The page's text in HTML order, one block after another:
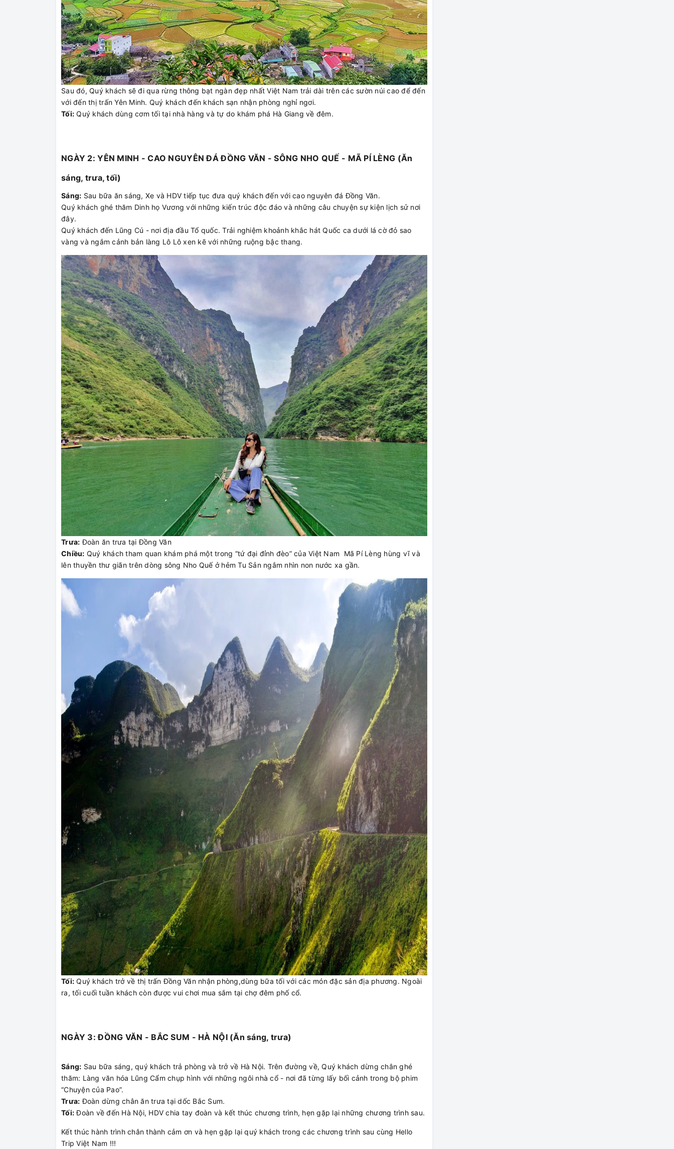
Sau đó, Quý khách sẽ đi qua rừng thông bạt ngàn đẹp nhất Việt Nam trải dài trên các sườn núi cao để đến
với đến thị trấn Yên Minh. Quý khách đến khách sạn nhận phòng nghỉ ngơi.
Tối: Quý khách dùng cơm tối tại nhà hàng và tự do khám phá Hà Giang về đêm.
NGÀY 2: YÊN MINH - CAO NGUYÊN ĐÁ ĐỒNG VĂN - SÔNG NHO QUẾ - MÃ PÍ LÈNG (Ăn
sáng, trưa, tối)
Sáng: Sau bữa ăn sáng, Xe và HDV tiếp tục đưa quý khách đến với cao nguyên đá Đồng Văn.
Quý khách ghé thăm Dinh họ Vương với những kiến trúc độc đáo và những câu chuyện sự kiện lịch sử nơi
đây.
Quý khách đến Lũng Cú - nơi địa đầu Tổ quốc. Trải nghiệm khoảnh khắc hát Quốc ca dưới lá cờ đỏ sao
vàng và ngắm cảnh bản làng Lô Lô xen kẽ với những ruộng bậc thang.
Trưa: Đoàn ăn trưa tại Đồng Văn
Chiều: Quý khách tham quan khám phá một trong “tứ đại đỉnh đèo” của Việt Nam Mã Pí Lèng hùng vĩ và
lên thuyền thư giãn trên dòng sông Nho Quế ở hẻm Tu Sản ngắm nhìn non nước xa gần.
Tối: Quý khách trở về thị trấn Đồng Văn nhận phòng,dùng bữa tối với các món đặc sản địa phương. Ngoài
ra, tối cuối tuần khách còn được vui chơi mua sắm tại chợ đêm phố cổ.
NGÀY 3: ĐỒNG VĂN - BẮC SUM - HÀ NỘI (Ăn sáng, trưa)
Sáng: Sau bữa sáng, quý khách trả phòng và trở về Hà Nội. Trên đường về, Quý khách dừng chân ghé
thăm: Làng văn hóa Lũng Cẩm chụp hình với những ngôi nhà cổ - nơi đã từng lấy bối cảnh trong bộ phim
“Chuyện của Pao”.
Trưa: Đoàn dừng chân ăn trưa tại dốc Bắc Sum.
Tối:Đoàn về đến Hà Nội, HDV chia tay đoàn và kết thúc chương trình, hẹn gặp lại những chương trình sau.
Kết thúc hành trình chân thành cảm ơn và hẹn gặp lại quý khách trong các chương trình sau cùng Hello
Trip Việt Nam !!!